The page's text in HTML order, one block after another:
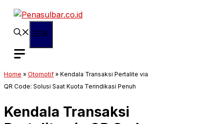
Langsung
Home » Otomotif » Kendala Transaksi Pertalite via
QR Code: Solusi Saat Kuota Terindikasi Penuh
Kendala Transaksi